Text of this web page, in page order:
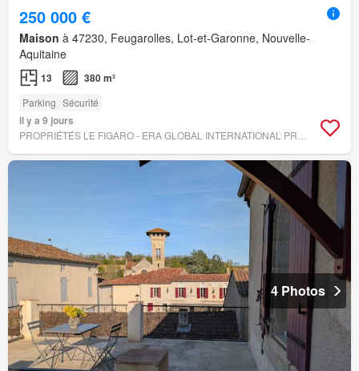
250 000 €
Maison à 47230, Feugarolles, Lot-et-Garonne, Nouvelle-
Aquitaine
13 380 m²
Parking Sécurité
Il y a 9 jours
4 Photos